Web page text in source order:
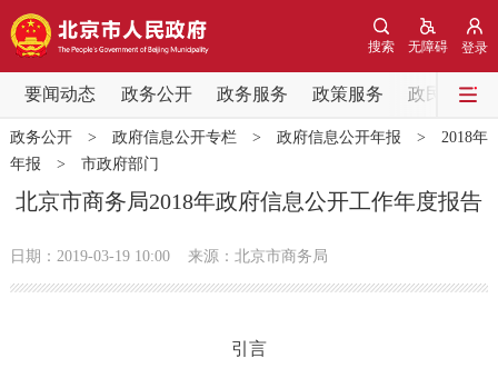
登录
无障碍
搜索
要闻动态 政务公开 政务服务 政策服务 政民互动
要闻动态
党中央精神 国务院信息 中央部委动态
北京要闻 会议信息 部门动态
各区热点
政务公开> 政府信息公开专栏> 政府信息公开年报 > 2018年
年报 > 市政府部门
北京市商务局2018年政府信息公开工作年度报告
日期：2019-03-19 10:00 来源：北京市商务局
引言